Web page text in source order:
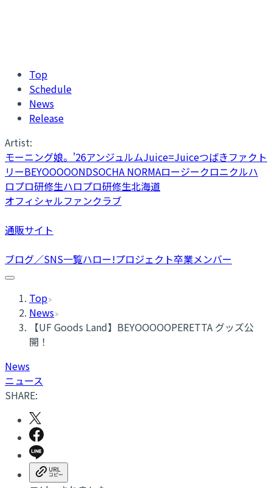
Top
Schedule
News
Release
Artist:
モーニング娘。'26アンジュルムJuice=Juiceつばきファクト
リーBEYOOOOONDSOCHA NORMAロージークロニクルハ
ロプロ研修生ハロプロ研修生北海道
オフィシャルファンクラブ
通販サイト
ブログ／SNS一覧ハロー!プロジェクト卒業メンバー
Top
News
【UF Goods Land】BEYOOOOOPERETTA グッズ公
開！
News
ニュース
SHARE: